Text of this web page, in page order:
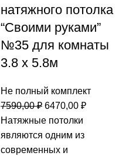
натяжного потолка
“Своими руками”
№35 для комнаты
3.8 х 5.8м
Не полный комплект
7590,00₽ Первоначальная
цена
составляла
7590,00 ₽.
6470,00 ₽Текущая
Натяжные потолки
являются одним из
современных и